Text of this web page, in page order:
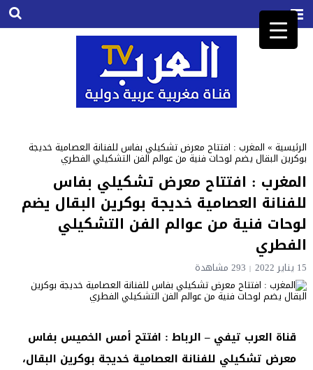
الرئيسية» المغرب : افتتاح معرض تشكيلي بفاس للفنانة العصامية خديجة
بوكرين البقال يضم لوحات فنية من عوالم الفن التشكيلي الفطري
المغرب : افتتاح معرض تشكيلي بفاس
للفنانة العصامية خديجة بوكرين البقال يضم
لوحات فنية من عوالم الفن التشكيلي
الفطري
15 يناير 2022 293مشاهدة
قناة العرب تيفي – الرباط : افتتح أمس الخميس بفاس
معرض تشكيلي للفنانة العصامية خديجة بوكرين البقال،